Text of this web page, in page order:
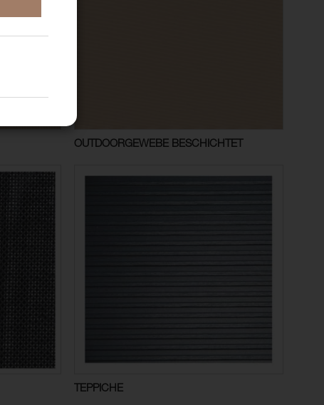
OUTDOORGEWEBE BESCHICHTET
TEPPICHE